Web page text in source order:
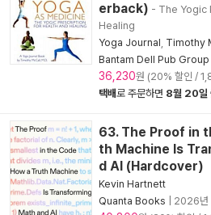
erback) - The Yogic
Healing
Yoga Journal Timothy
Bantam Dell Pub Group
36,230원 (20% 할인 /
택배로 주문하면 8월 20일
63. The Proof in
th Machine Is
d AI (Hardcover)
Kevin Hartnett
Quanta Books
2026년